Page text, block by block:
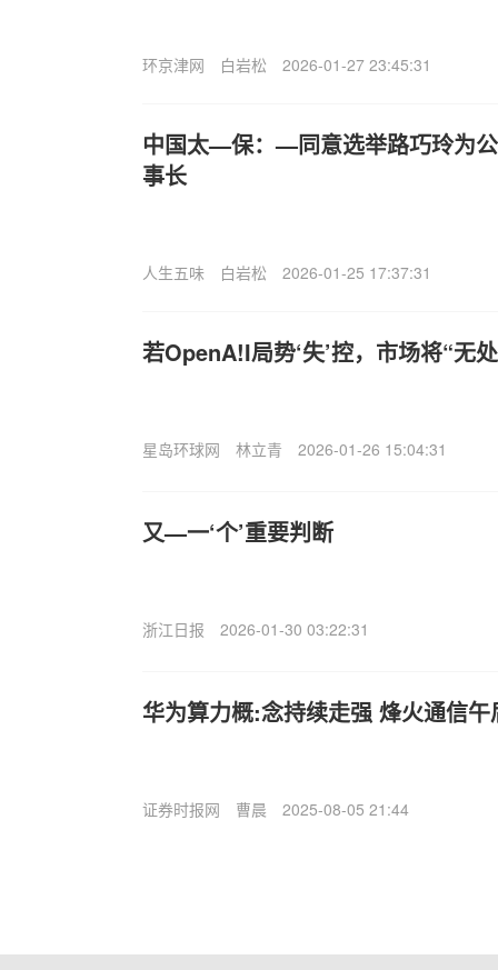
环京津网 白岩松 2026-01-27 23:45:31
中国太—保：—同意选举路巧玲为
事长
人生五味 白岩松 2026-01-25 17:37:31
若OpenA!I局势‘失’控，市场将“无
星岛环球网 林立青 2026-01-26 15:04:31
又—一‘个’重要判断
浙江日报 2026-01-30 03:22:31
华为算力概:念持续走强 烽火通信午
证券时报网 曹晨 2025-08-05 21:44